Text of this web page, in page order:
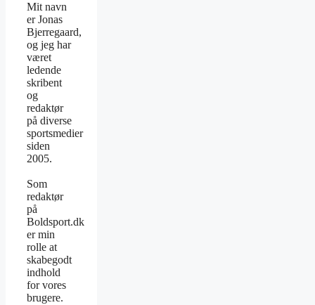
Mit navn
er Jonas
Bjerregaard,
og jeg har
været
ledende
skribent
og
redaktør
på diverse
sportsmedier
siden
2005.
Som
redaktør
på
Boldsport.dk
er min
rolle at
skabegodt
indhold
for vores
brugere.